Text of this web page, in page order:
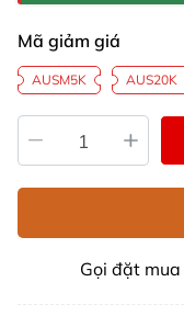
Mã giảm giá
AUSM5K AUS20K
Gọi đặt mua